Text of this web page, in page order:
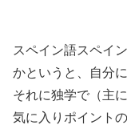
スペイン語スペイ
かというと、自分
それに独学で（主
気に入りポイントの